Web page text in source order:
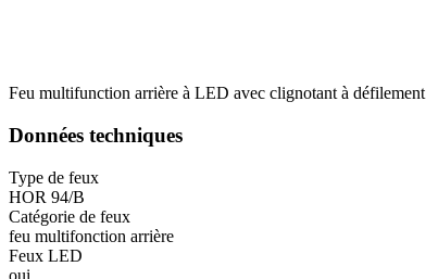
Feu multifunction arrière à LED avec clignotant à défilement
Données techniques
Type de feux
HOR 94/B
Catégorie de feux
feu multifonction arrière
Feux LED
oui